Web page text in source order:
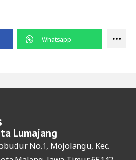
Lumajang
No.1, Mojolangu, Kec.